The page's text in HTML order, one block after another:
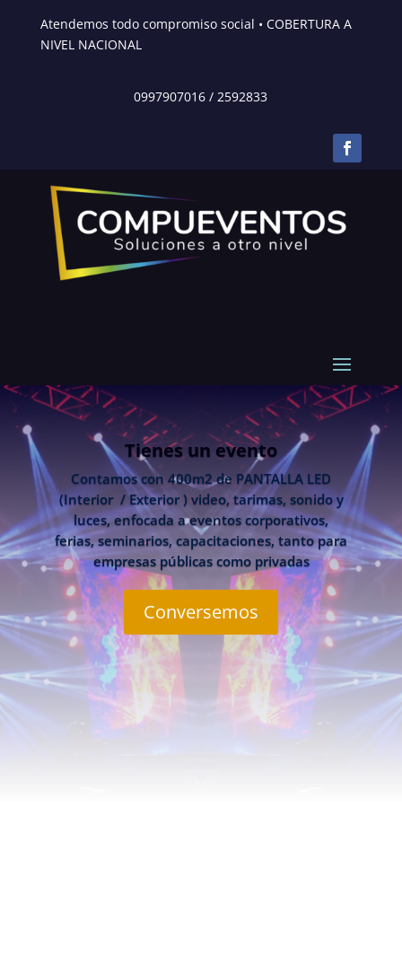
Atendemos todo compromiso social • COBERTURA A
NIVEL NACIONAL
0997907016 /2592833
Tienes un evento
Contamos con 400m2 de PANTALLA LED
(Interior / Exterior ) video, tarimas, sonido y
luces, enfocada a eventos corporativos,
ferias, seminarios, capacitaciones, tanto para
empresas públicas como privadas
Conversemos